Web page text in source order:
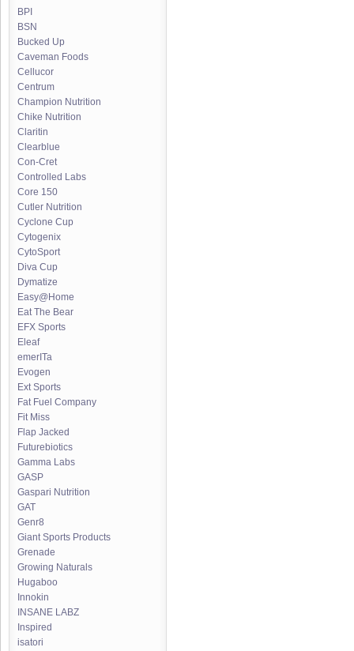
BPI
BSN
Bucked Up
Caveman Foods
Cellucor
Centrum
Champion Nutrition
Chike Nutrition
Claritin
Clearblue
Con-Cret
Controlled Labs
Core 150
Cutler Nutrition
Cyclone Cup
Cytogenix
CytoSport
Diva Cup
Dymatize
Easy@Home
Eat The Bear
EFX Sports
Eleaf
emerITa
Evogen
Ext Sports
Fat Fuel Company
Fit Miss
Flap Jacked
Futurebiotics
Gamma Labs
GASP
Gaspari Nutrition
GAT
Genr8
Giant Sports Products
Grenade
Growing Naturals
Hugaboo
Innokin
INSANE LABZ
Inspired
isatori